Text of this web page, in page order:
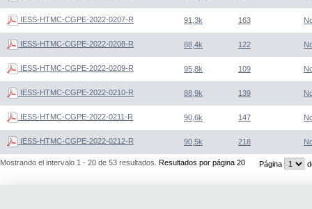
IESS-HTMC-CGPE-2022-0207-R 91,3k 163
IESS-HTMC-CGPE-2022-0208-R 88,4k 122
IESS-HTMC-CGPE-2022-0209-R 95,8k 109
IESS-HTMC-CGPE-2022-0210-R 88,9k 139
IESS-HTMC-CGPE-2022-0211-R 90,6k 147
IESS-HTMC-CGPE-2022-0212-R 90,5k 218
Mostrando el intervalo 1 - 20 de 53 resultados. Resultados por página 20 Página